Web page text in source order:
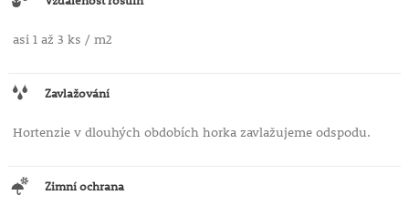
asi 1 až 3 ks / m2
Zavlažování
Hortenzie v dlouhých obdobích horka zavlažujeme odspodu.
Zimní ochrana